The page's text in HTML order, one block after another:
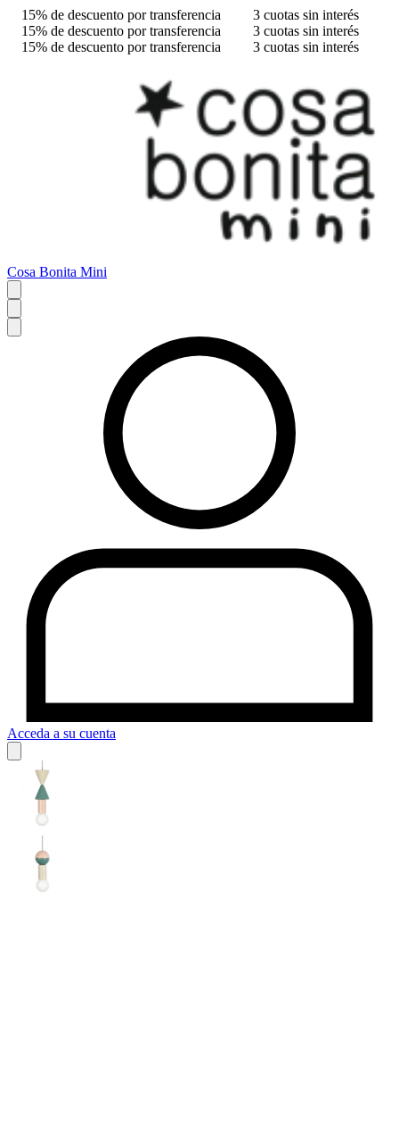
15% de descuento por transferencia
3 cuotas sin interés
15% de descuento por transferencia
3 cuotas sin interés
15% de descuento por transferencia
3 cuotas sin interés
Cosa Bonita Mini
Acceda a su cuenta